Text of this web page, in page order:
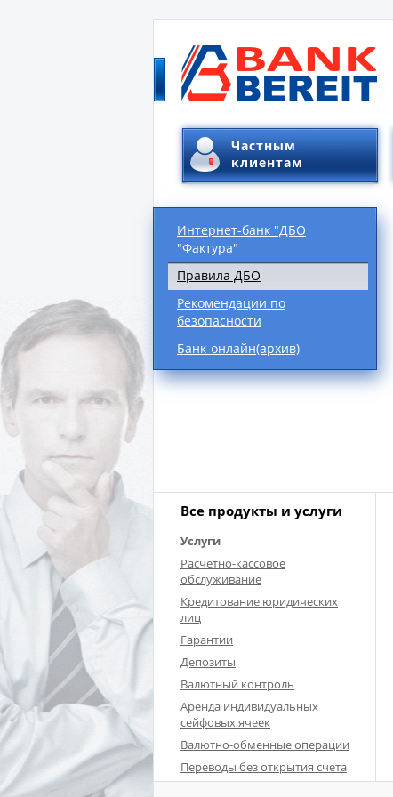
Частным
клиентам
Интернет-банк "ДБО
"Фактура"
Правила ДБО
Рекомендации по
безопасности
Банк-онлайн(архив)
Все продукты и услуги
Услуги
Расчетно-кассовое
обслуживание
Кредитование юридических
лиц
Гарантии
Депозиты
Валютный контроль
Аренда индивидуальных
сейфовых ячеек
Валютно-обменные операции
Переводы без открытия счета